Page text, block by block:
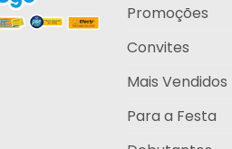
doPromoções
Convites
Mais Vendidos
Para a Festa